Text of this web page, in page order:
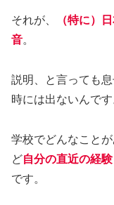
それが、
（特に）
音。
説明、と言っても
時には出ないんです
学校でどんなこと
ど自分の直近の経
です。